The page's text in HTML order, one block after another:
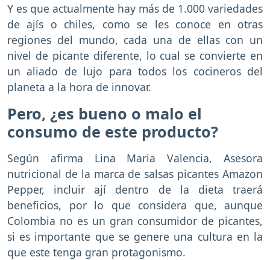
Y es que actualmente hay más de 1.000 variedades
de ajís o chiles, como se les conoce en otras
regiones del mundo, cada una de ellas con un
nivel de picante diferente, lo cual se convierte en
un aliado de lujo para todos los cocineros del
planeta a la hora de innovar.
Pero, ¿es bueno o malo el
consumo de este producto?
Según afirma Lina Maria Valencia, Asesora
nutricional de la marca de salsas picantes Amazon
Pepper, incluir ají dentro de la dieta traerá
beneficios, por lo que considera que, aunque
Colombia no es un gran consumidor de picantes,
si es importante que se genere una cultura en la
que este tenga gran protagonismo.